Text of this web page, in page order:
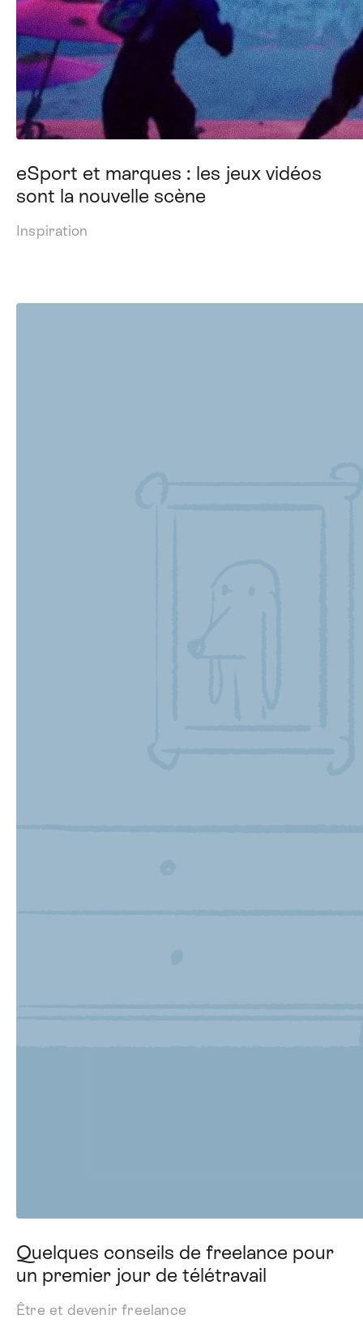
eSport et marques : les jeux vidéos
sont la nouvelle scène
Inspiration
Quelques conseils de freelance pour
un premier jour de télétravail
Être et devenir freelance